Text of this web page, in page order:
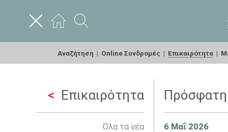
Αναζήτηση | Online Συνδρομές | Επικαιρότητα |
Επικαιρότητα
Όλα τα νέα
Πρόσφατη
6 Μαΐ 2026